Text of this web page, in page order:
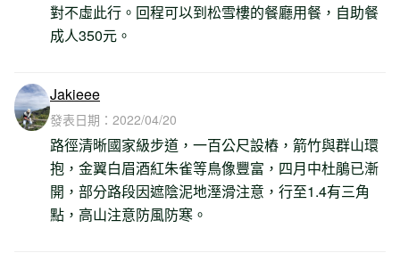
對不虛此行。回程可以到松雪樓的餐廳用餐，自助餐
成人350元。
Jakieee
發表日期： 2022/04/20
路徑清晰國家級步道，一百公尺設樁，箭竹與群山環
抱，金翼白眉酒紅朱雀等鳥像豐富，四月中杜鵑已漸
開，部分路段因遮陰泥地溼滑注意，行至1.4有三角
點，高山注意防風防寒。